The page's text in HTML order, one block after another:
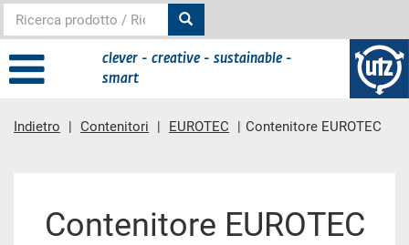
clever - creative - sustainable -
smart
Indietro Contenitori EUROTEC Contenitore EUROTEC
Contenitore EUROTEC